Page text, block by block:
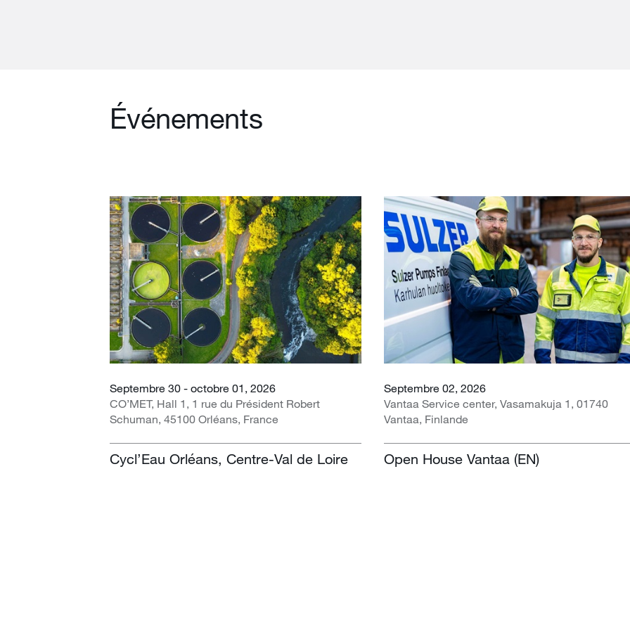
Événements
Septembre 30 - octobre 01, 2026
CO’MET, Hall 1, 1 rue du Président Robert
Schuman, 45100 Orléans, France
Cycl’Eau Orléans, Centre-Val de Loire
Septembre 02, 2026
Vantaa Service center, Vasamakuja 1, 01740
Vantaa, Finlande
Open House Vantaa (EN)